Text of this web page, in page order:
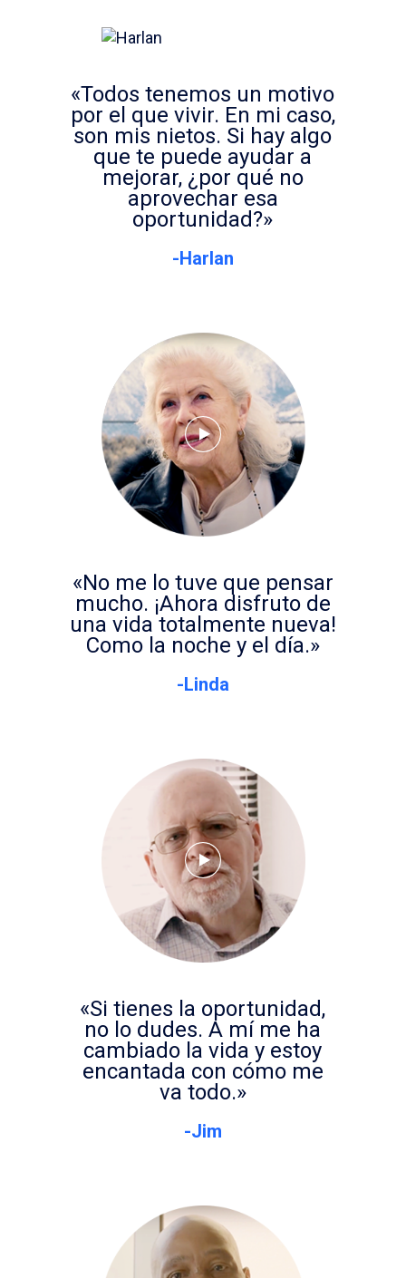
«Todos tenemos un motivo
por el que vivir. En mi caso,
son mis nietos. Si hay algo
que te puede ayudar a
mejorar, ¿por qué no
aprovechar esa
oportunidad?»
-Harlan
«No me lo tuve que pensar
mucho. ¡Ahora disfruto de
una vida totalmente nueva!
Como la noche y el día.»
-Linda
«Si tienes la oportunidad,
no lo dudes. A mí me ha
cambiado la vida y estoy
encantada con cómo me
va todo.»
-Jim